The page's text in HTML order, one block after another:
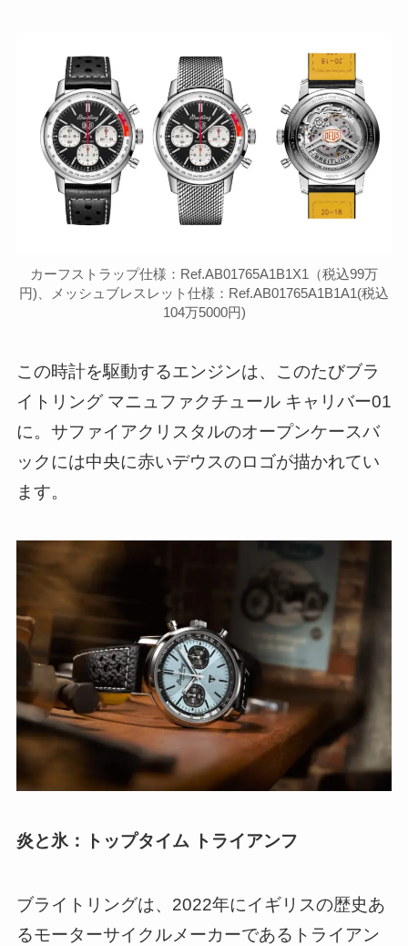
カーフストラップ仕様：Ref.AB01765A1B1X1（税込99万
円)、メッシュブレスレット仕様：Ref.AB01765A1B1A1(税込
104万5000円)
この時計を駆動するエンジンは、このたびブラ
イトリング マニュファクチュール キャリバー01
に。サファイアクリスタルのオープンケースバ
ックには中央に赤いデウスのロゴが描かれてい
ます。
炎と氷：トップタイム トライアンフ
ブライトリングは、2022年にイギリスの歴史あ
るモーターサイクルメーカーであるトライアン